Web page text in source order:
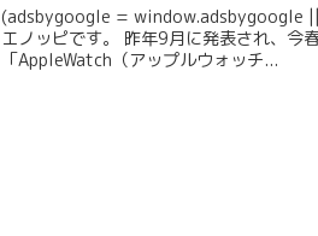
(adsbygoogle = window.adsbygoogle
エノッピです。 昨年9月に発表され、今
「AppleWatch（アップルウォッチ...